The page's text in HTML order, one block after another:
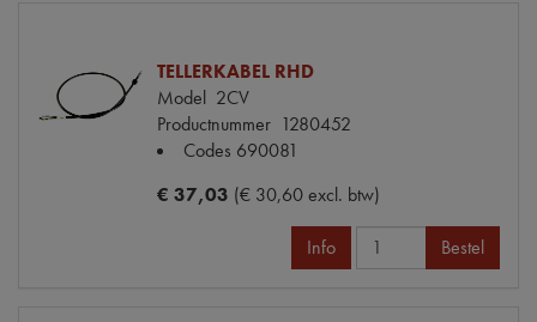
TELLERKABEL RHD
Model 2CV
Productnummer 1280452
Codes 690081
€ 37,03 (€ 30,60 excl. btw)
Info Bestel